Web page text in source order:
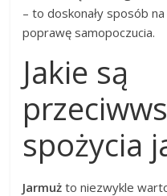
– to doskonały sposób
poprawę samopoczucia.
Jakie są
spożycia
Jarmuż to niezwykle